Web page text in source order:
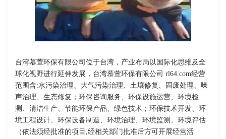
台湾慕萱环保有限公司位于台湾，产业布局以国际化思维及全
球化视野进行延伸发展，台湾慕萱环保有限公司 rl64.com经营
范围含:水污染治理、大气污染治理、土壤修复、固废处理、噪
声治理、生态修复；环保咨询服务、环保设施运营、环境检
测、清洁生产、节能环保产品、绿色技术；环保技术开发、环
境工程设计、环保设备制造、环境治理、环境监测、环境评估
（依法须经批准的项目,经相关部门批准后方可开展经营活